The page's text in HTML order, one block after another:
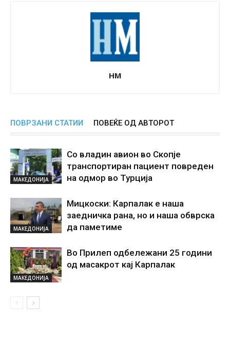
НМ
ПОВРЗАНИ СТАТИИ ПОВЕЌЕ ОД АВТОРОТ
МАКЕДОНИЈА
Со владин авион во Скопје
транспортиран пациент повреден
на одмор во Турција
МАКЕДОНИЈА
Мицкоски: Карпалак е наша
заедничка рана, но и наша обврска
да паметиме
МАКЕДОНИЈА
Во Прилеп одбележани 25 години
од масакрот кај Карпалак